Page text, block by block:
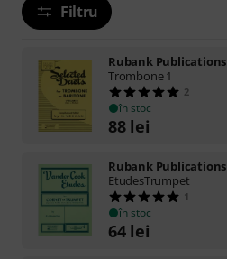
Filtru
Rubank Publications
Trombone 1
2
în stoc
88 lei
Rubank Publications
EtudesTrumpet
1
în stoc
64 lei